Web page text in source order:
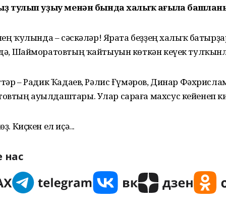
тулып уҙыу менән бында халыҡ ағыла
ҡулында – сәскәләр! Ярата беҙҙең халыҡ
Шайморатовтың ҡайтыуын көткән кеүек
– Радик Ҡадаев, Рәлис Ғүмәров, Динар
ауылдаштары. Улар сараға махсус кейенеп
Киҫкен ел иҫә...
нас